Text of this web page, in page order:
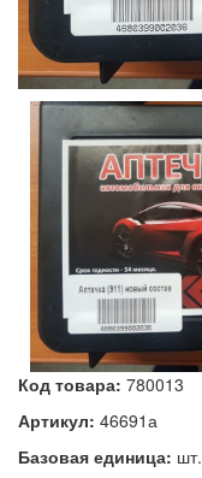
Код товара: 780013
Артикул: 46691а
Базовая единица: шт.